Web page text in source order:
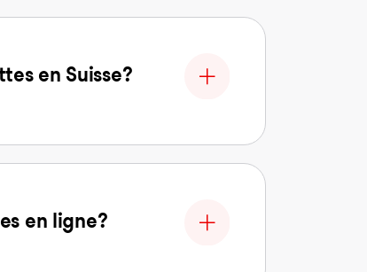
en Suisse?
en ligne?